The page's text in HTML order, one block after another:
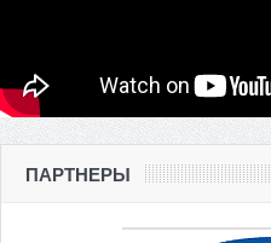
ПАРТНЕРЫ